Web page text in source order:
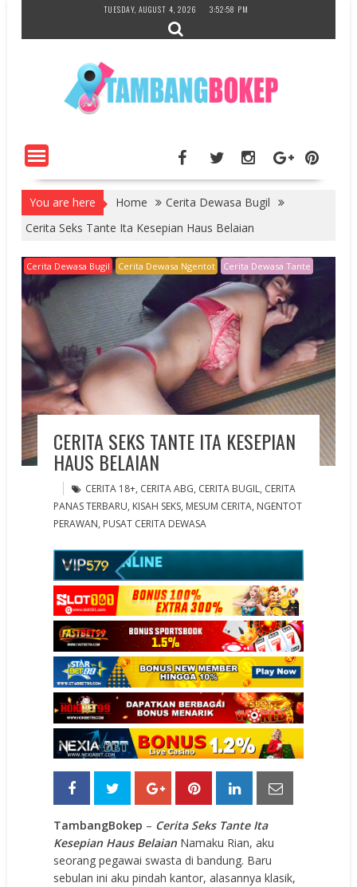
content
TUESDAY, AUGUST 4, 2026 3:52:59 PM
You are here Home
Cerita Dewasa Bugil
Cerita Seks Tante Ita Kesepian Haus Belaian
Cerita Dewasa Bugil Cerita Dewasa Ngentot Cerita Dewasa Tante
CERITA SEKS TANTE ITA KESEPIAN
HAUS BELAIAN
CERITA 18+, CERITA ABG, CERITA BUGIL, CERITA
PANAS TERBARU, KISAH SEKS, MESUM CERITA, NGENTOT
PERAWAN, PUSAT CERITA DEWASA
TambangBokep – Cerita Seks Tante Ita
Kesepian Haus Belaian Namaku Rian, aku
seorang pegawai swasta di bandung. Baru
sebulan ini aku pindah kantor, alasannya klasik,